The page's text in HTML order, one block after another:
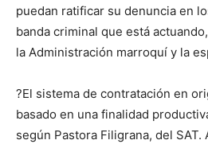
puedan ratificar su denuncia en
banda criminal que está
la Administración marroquí y la
?El sistema de contratación en
basado en una finalidad
según Pastora Filigrana, del SAT.